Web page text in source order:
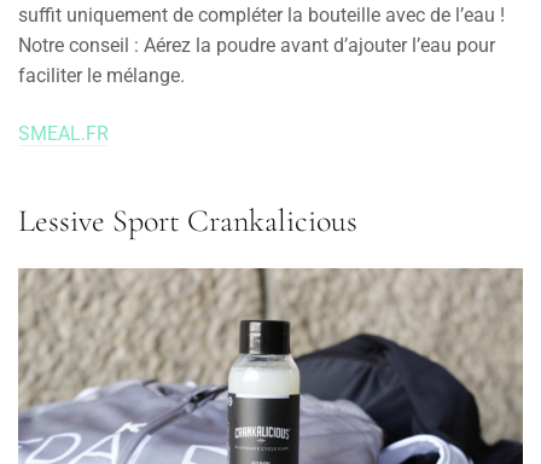
suffit uniquement de compléter la bouteille avec de l’eau !
Notre conseil : Aérez la poudre avant d’ajouter l’eau pour
faciliter le mélange.
SMEAL.FR
Lessive Sport Crankalicious